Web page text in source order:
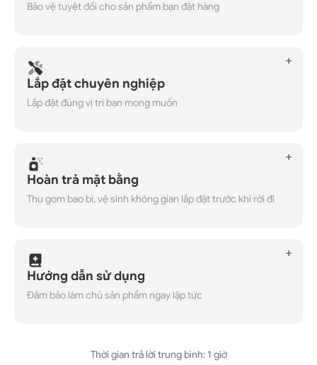
Bảo vệ tuyệt đối cho sản phẩm bạn đặt hàng
Lắp đặt chuyên nghiệp
Lắp đặt đúng vị trí bạn mong muốn
Hoàn trả mặt bằng
Thu gom bao bì, vệ sinh không gian lắp đặt trước khi rời đi
Hướng dẫn sử dụng
Đảm bảo làm chủ sản phẩm ngay lập tức
Thời gian trả lời trung bình: 1 giờ